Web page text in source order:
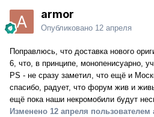
armor
Опубликовано 12 апреля
Поправлюсь, что доставка нового
6, что, в принципе, монопенисуарно,
PS - не сразу заметил, что ещё и
спасибо, радует, что форум жив и
ещё пока наши некромобили будут
Изменено 12 апреля пользователем